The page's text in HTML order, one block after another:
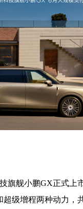
旗舰小鹏GX正式上
超级增程两种动力，